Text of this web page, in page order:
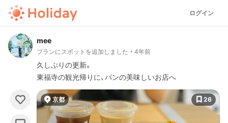
ログイン
mee
プランにスポットを追加しました 4年前
久しぶりの更新。
東福寺の観光帰りに、パンの美味しいお店へ
京都 26